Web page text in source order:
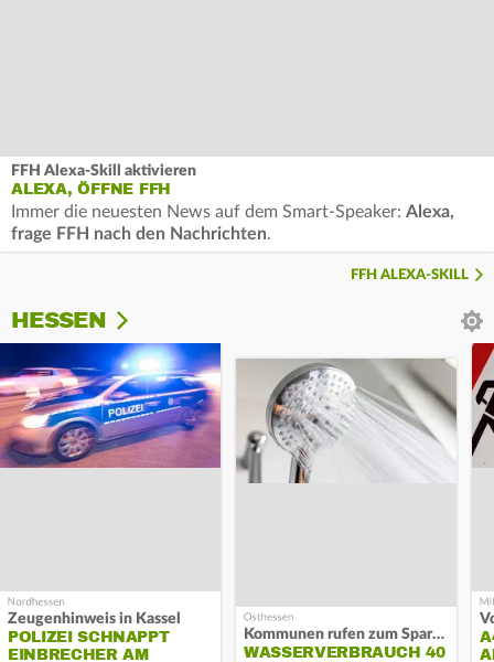
FFH Alexa-Skill aktivieren
ALEXA, ÖFFNE FFH
Immer die neuesten News auf dem Smart-Speaker: Alexa,
frage FFH nach den Nachrichten.
FFH ALEXA-SKILL
HESSEN
Zeugenhinweis in Kassel
POLIZEI SCHNAPPT
EINBRECHER AM
Kommunen rufen zum Sparen auf
WASSERVERBRAUCH 40